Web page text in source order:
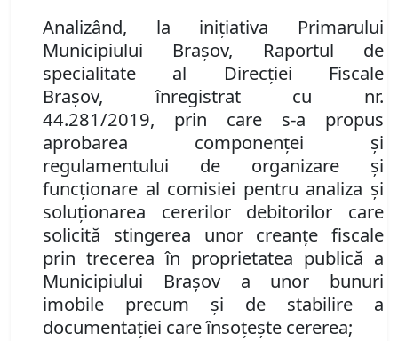
Analizând, la iniţiativa Primarului
Municipiului Brașov, Raportul de
specialitate al Direcției Fiscale
Brașov, înregistrat cu nr.
44.281/2019, prin care s-a propus
aprobarea componenței și
regulamentului de organizare și
funcționare al comisiei pentru analiza și
soluționarea cererilor debitorilor care
solicită stingerea unor creanțe fiscale
prin trecerea în proprietatea publică a
Municipiului Brașov a unor bunuri
imobile precum și de stabilire a
documentației care însoțește cererea;